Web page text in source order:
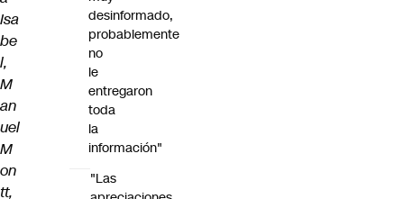
Isa
be
l,
M
an
uel
M
on
tt,
desinformado,
probablemente
no
le
entregaron
toda
la
información"
"Las